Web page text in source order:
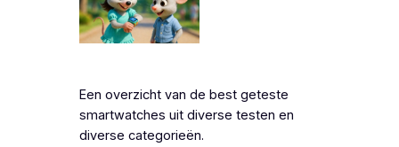
Een overzicht van de best geteste
smartwatches uit diverse testen en
diverse categorieën.